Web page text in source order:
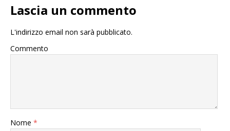
Lascia un commento
L'indirizzo email non sarà pubblicato.
Commento
Nome *